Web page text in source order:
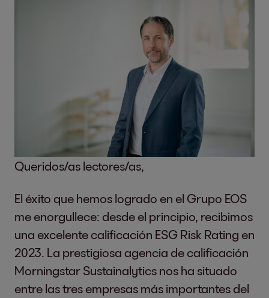
Queridos/as lectores/as,
El éxito que hemos logrado en el Grupo EOS
me enorgullece: desde el principio, recibimos
una excelente calificación ESG Risk Rating en
2023. La prestigiosa agencia de calificación
Morningstar Sustainalytics nos ha situado
entre las tres empresas más importantes del